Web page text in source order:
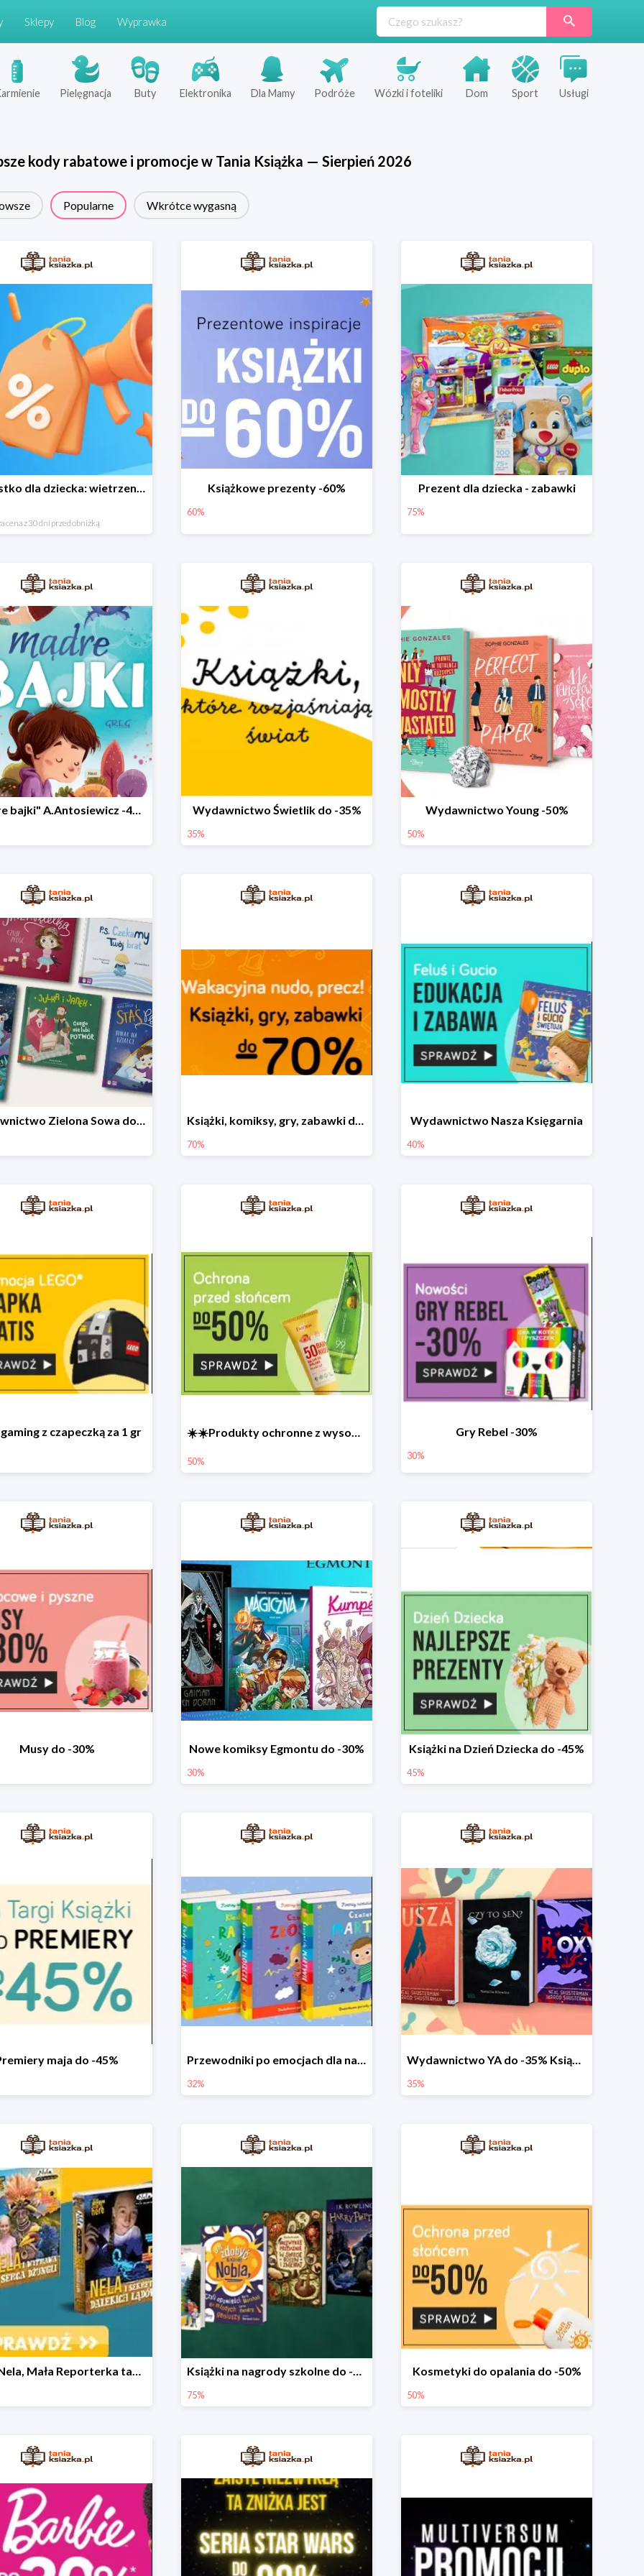
Sklepy Blog Wyprawka
Pielęgnacja Buty Elektronika Dla Mamy Podróże Wózki i foteliki Dom Sport Usługi
kody rabatowe i promocje w Tania Książka — Sierpień 2026
Popularne Wkrótce wygasną
Wszystko dla dziecka: wietrzenie magazynu
cena z 30 dni przed obniżką
Książkowe prezenty -60%
60%
Prezent dla dziecka - zabawki
75%
"Mądre bajki" A.Antosiewicz -40% Wydawnictwo Świetlik do -35%
35%
Wydawnictwo Young -50%
50%
Wydawnictwo Zielona Sowa do -50% Książki, komiksy, gry, zabawki do -70%
70%
Wydawnictwo Nasza Księgarnia
40%
z czapeczką za 1 gr ☀️☀️Produkty ochronne z wysokim SPF do -50% ☀️☀️
50%
Gry Rebel -30%
30%
Musy do -30% Nowe komiksy Egmontu do -30%
30%
Książki na Dzień Dziecka do -45%
45%
maja do -45% Przewodniki po emocjach dla najmłodszych
32%
Wydawnictwo YA do -35% Książki dla młodzieży
35%
Seria Nela, Mała Reporterka taniej! Książki na nagrody szkolne do -75%
75%
Kosmetyki do opalania do -50%
50%